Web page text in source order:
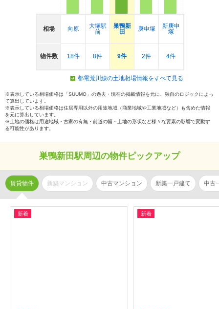
相場
物件数
向原
18件
大塚駅
前
8件
巣鴨新
田
9件
庚申塚
2件
新庚申
塚
4件
都電荒川線の土地相場情報をすべて見る
※表示している相場価格は「SUUMO」の過去・現在の掲載情報を元に、独自のロジックによっ
て算出しています。
※表示している相場価格は住居専用以外の用途地域（商業地域や工業地域など）も含めた情報
を元に算出しています。
※土地の価格は用途地域・古家の有無・前道の幅・土地の形状など様々な要素の影響で変動す
る可能性があります。
巣鴨新田駅周辺の物件ピックアップ
賃貸物件 新築マンション 中古マンション 新築一戸建て 中古
新着 新着